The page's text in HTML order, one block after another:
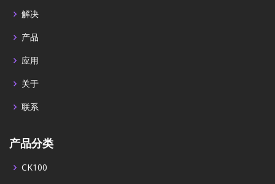
解决
产品
应用
关于
联系
产品分类
CK100